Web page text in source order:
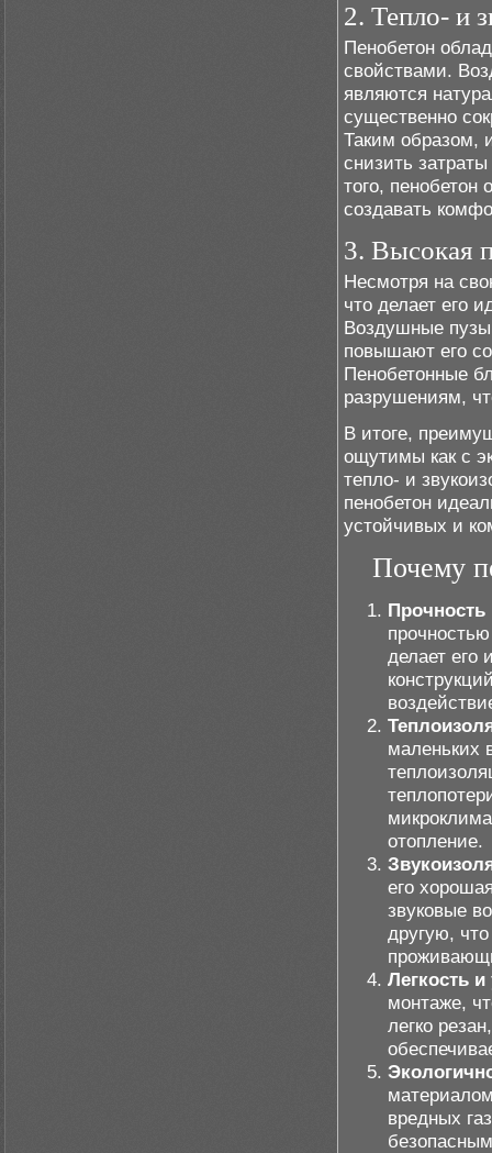
2. Тепло- и
Пенобетон
свойствами.
являются
существенно
Таким образом,
снизить
того, пенобетон
создавать
3. Высокая
Несмотря на
что делает его
Воздушные
повышают его
Пенобетонные
разрушениям,
В итоге,
ощутимы как с
тепло- и
пенобетон
устойчивых и
Почему
Прочность
делает его
маленьких
отопление.
его
звуковые
другую,
Легкость
монтаже,
легко
вредных